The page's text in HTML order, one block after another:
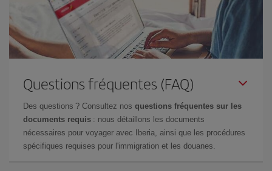
Questions fréquentes (FAQ)
Des questions ? Consultez nos questions fréquentes sur les
documents requis : nous détaillons les documents
nécessaires pour voyager avec Iberia, ainsi que les procédures
spécifiques requises pour l'immigration et les douanes.